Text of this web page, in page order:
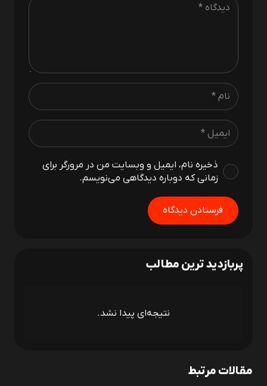
ذخیره نام، ایمیل و وبسایت من در مرورگر برای
زمانی که دوباره دیدگاهی می‌نویسم.
فرستادن دیدگاه
پربازدید ترین مطالب
نتیجه‌ای پیدا نشد.
مقالات مرتبط